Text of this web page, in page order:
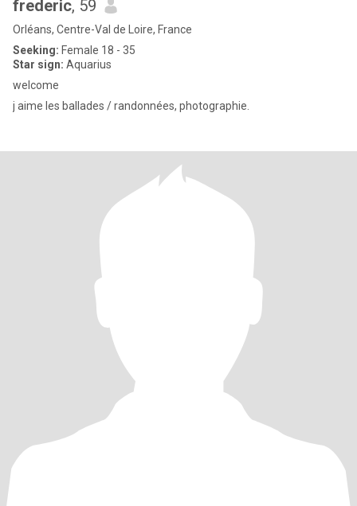
frederic, 59
Orléans, Centre-Val de Loire, France
Seeking: Female 18 - 35
Star sign: Aquarius
welcome
j aime les ballades / randonnées, photographie.